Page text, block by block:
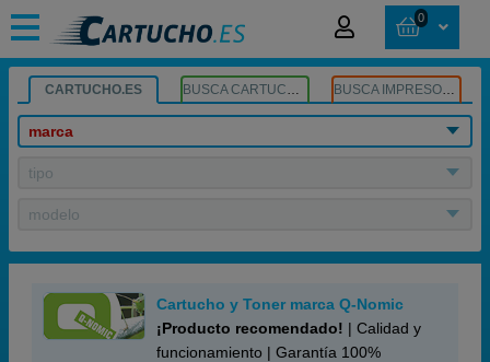
0
CARTUCHO.ES BUSCA CARTUCHOS BUSCA IMPRESORA
marca
tipo
modelo
Cartucho y Toner marca Q-Nomic
¡Producto recomendado! | Calidad y
funcionamiento | Garantía 100%